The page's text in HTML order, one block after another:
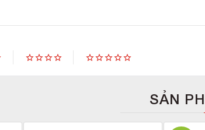
Da mịn màng săn chắc,
Bổ sung Collagen tăng sự
Tăng cường Collagen cho
SẢN